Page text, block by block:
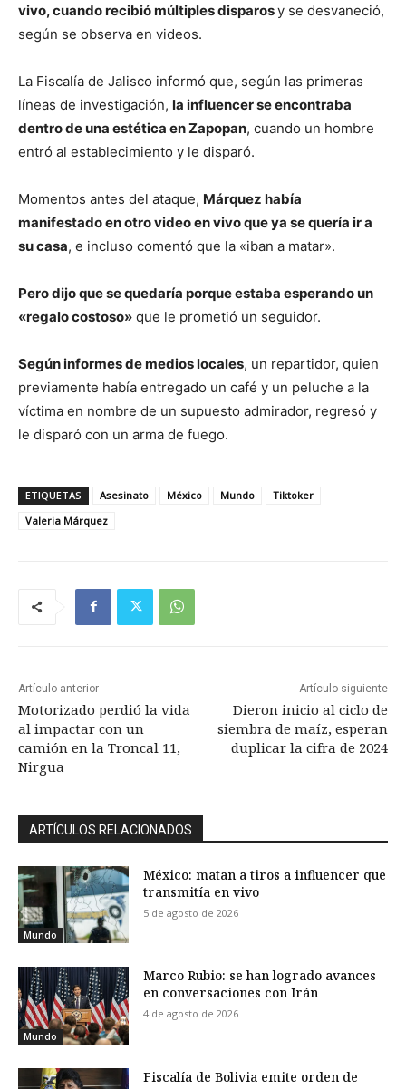
vivo, cuando recibió múltiples disparosy se desvaneció,
según se observa en videos.
La Fiscalía de Jalisco informó que, según las primeras
líneas de investigación, la influencer se encontraba
dentro de una estética en Zapopan, cuando un hombre
entró al establecimiento y le disparó.
Momentos antes del ataque, Márquez había
manifestado en otro video en vivo que ya se quería ir a
su casa, e incluso comentó que la «iban a matar».
Pero dijo que se quedaría porque estaba esperando un
«regalo costoso» que le prometió un seguidor.
Según informes de medios locales, un repartidor, quien
previamente había entregado un café y un peluche a la
víctima en nombre de un supuesto admirador, regresó y
le disparó con un arma de fuego.
ETIQUETAS Asesinato México Mundo
Tiktoker
Valeria Márquez
Artículo anterior
Motorizado perdió la vida
al impactar con un
camión en la Troncal 11,
Nirgua
Artículo siguiente
Dieron inicio al ciclo de
siembra de maíz, esperan
duplicar la cifra de 2024
ARTÍCULOS RELACIONADOS
Mundo
México: matan a tiros a influencer que
transmitía en vivo
5 de agosto de 2026
Mundo
Marco Rubio: se han logrado avances
en conversaciones con Irán
4 de agosto de 2026
Fiscalía de Bolivia emite orden de